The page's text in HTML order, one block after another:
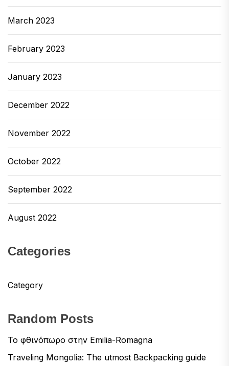
March 2023
February 2023
January 2023
December 2022
November 2022
October 2022
September 2022
August 2022
Categories
Category
Random Posts
Το φθινόπωρο στην Emilia-Romagna
Traveling Mongolia: The utmost Backpacking guide